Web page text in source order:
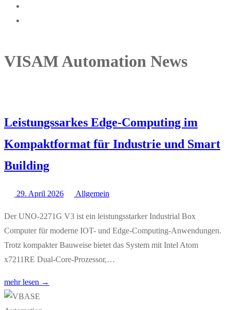
VISAM Automation News
Leistungssarkes Edge-Computing im
Kompaktformat für Industrie und Smart
Building
29. April 2026 Allgemein
Der UNO-2271G V3 ist ein leistungsstarker Industrial Box
Computer für moderne IOT- und Edge-Computing-Anwendungen.
Trotz kompakter Bauweise bietet das System mit Intel Atom
x7211RE Dual-Core-Prozessor,…
mehr lesen →